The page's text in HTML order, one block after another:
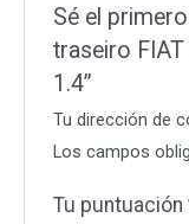
Sé el
traseiro FIAT
1.4”
Tu dirección de
Los campos
Tu puntuación